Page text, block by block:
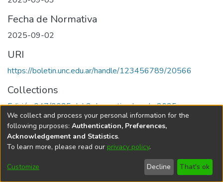
Fecha de Normativa
2025-09-02
URI
https://boletin.unc.edu.ar/handle/123456789/20566
Collections
Edición 047/2025 del 3 de septiembre de 2025
Universidad Nacional de Córdoba
We collect and process your personal information for the
following purposes: Authentication, Preferences,
Acknowledgement and Statistics.
To learn more, please read our privacy policy.
Customize Decline That's ok